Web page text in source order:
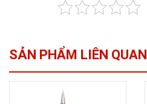
SẢN PHẨM LIÊN QUAN